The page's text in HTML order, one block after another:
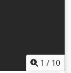
1 / 10